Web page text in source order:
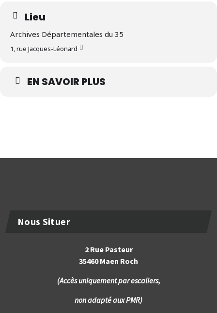
Lieu
Archives Départementales du 35
1, rue Jacques-Léonard
EN SAVOIR PLUS
Nous Situer
2 Rue Pasteur
35460 Maen Roch
(Accès uniquement par escaliers,
non adapté aux PMR)